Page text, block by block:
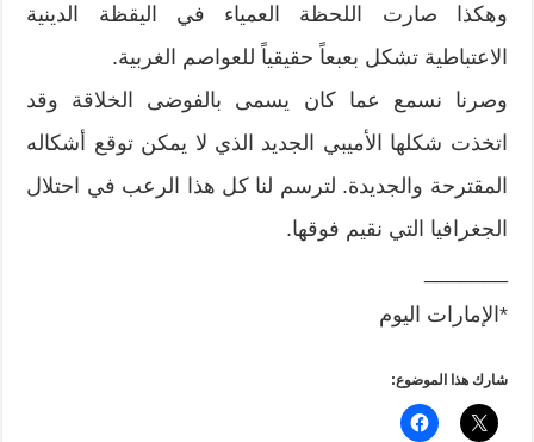
وهكذا صارت اللحظة العمياء في اليقظة الدينية
الاعتباطية تشكل بعبعاً حقيقياً للعواصم الغربية.
وصرنا نسمع عما كان يسمى بالفوضى الخلاقة وقد
اتخذت شكلها الأميبي الجديد الذي لا يمكن توقع أشكاله
المقترحة والجديدة. لترسم لنا كل هذا الرعب في احتلال
الجغرافيا التي نقيم فوقها.
*الإمارات اليوم
شارك هذا الموضوع: